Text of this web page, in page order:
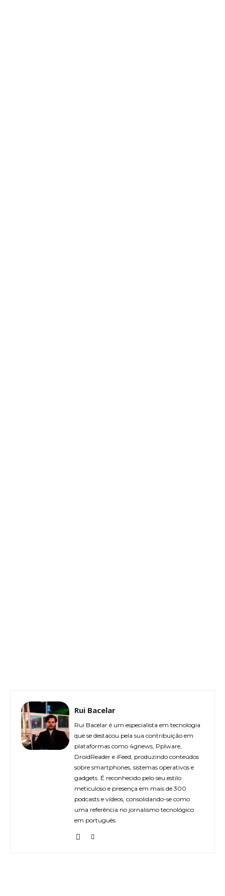
Rui Bacelar
Rui Bacelar é um especialista em tecnologia
que se destacou pela sua contribuição em
plataformas como 4gnews, Pplware,
DroidReader e iFeed, produzindo conteúdos
sobre smartphones, sistemas operativos e
gadgets. É reconhecido pelo seu estilo
meticuloso e presença em mais de 300
podcasts e vídeos, consolidando-se como
uma referência no jornalismo tecnológico
em português